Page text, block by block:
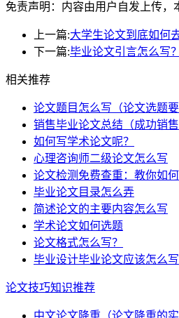
免责声明：内容由用户自发上传，
上一篇:大学生论文到底如何
下一篇:毕业论文引言怎么写？
相关推荐
论文题目怎么写（论文选题要
销售毕业论文总结（成功销
如何写学术论文呢？
心理咨询师二级论文怎么写
论文检测免费查重：教你如何
毕业论文目录怎么弄
简述论文的主要内容怎么写
学术论文如何选题
论文格式怎么写？
毕业设计毕业论文应该怎么写
论文技巧知识推荐